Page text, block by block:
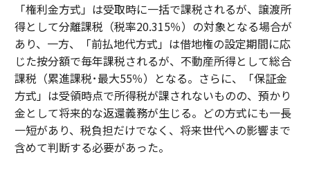
「権利金方式」は受取時に一括で課税されるが、譲渡所
得として分離課税（税率20.315％）の対象となる場合が
あり、一方、「前払地代方式」は借地権の設定期間に応
じた按分額で毎年課税されるが、不動産所得として総合
課税（累進課税･最大55％）となる。さらに、「保証金
方式」は受領時点で所得税が課されないものの、預かり
金として将来的な返還義務が生じる。どの方式にも一長
一短があり、税負担だけでなく、将来世代への影響まで
含めて判断する必要があった。